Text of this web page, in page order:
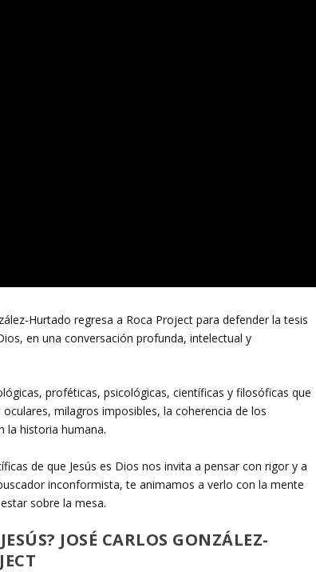
Hurtado regresa a Roca Project para defender la tesis
en una conversación profunda, intelectual y
proféticas, psicológicas, científicas y filosóficas que
milagros imposibles, la coherencia de los
la historia humana.
de que Jesús es Dios nos invita a pensar con rigor y a
inconformista, te animamos a verlo con la mente
sobre la mesa.
JOSÉ CARLOS GONZÁLEZ-